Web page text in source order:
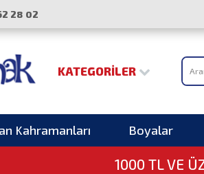
28 02
KATEGORILER
Kahramanları Boyalar
1000 TL VE